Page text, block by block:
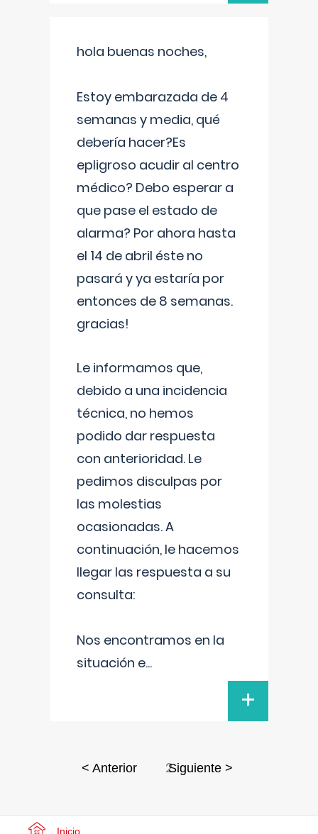
hola buenas noches,
Estoy embarazada de 4
semanas y media, qué
debería hacer?Es
epligroso acudir al centro
médico? Debo esperar a
que pase el estado de
alarma? Por ahora hasta
el 14 de abril éste no
pasará y ya estaría por
entonces de 8 semanas.
gracias!
Le informamos que,
debido a una incidencia
técnica, no hemos
podido dar respuesta
con anterioridad. Le
pedimos disculpas por
las molestias
ocasionadas. A
continuación, le hacemos
llegar las respuesta a su
consulta:
Nos encontramos en la
situación e...
+
< Anterior 2Siguiente >
Inicio